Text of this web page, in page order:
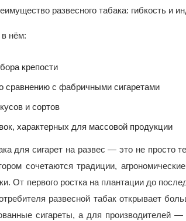
развесного табака: гибкость и
нём:
крепости
сравнению с фабричными сигаретами
и сортов
характерных для массовой продукции
для сигарет на развес — это не просто
сочетаются традиции,
От первого ростка на плантации до
развесной табак открывает
сигареты, а для производителей